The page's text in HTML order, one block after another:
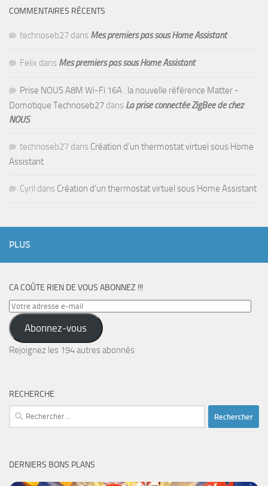
COMMENTAIRES RÉCENTS
technoseb27 dans Mes premiers pas sous Home Assistant
Felix dans Mes premiers pas sous Home Assistant
Prise NOUS A8M Wi-Fi 16A : la nouvelle référence Matter -
Domotique Technoseb27 dans La prise connectée ZigBee de chez
NOUS
technoseb27 dans Création d’un thermostat virtuel sous Home
Assistant
Cyril dans Création d’un thermostat virtuel sous Home Assistant
PLUS
CA COÛTE RIEN DE VOUS ABONNEZ !!!
Votre
adresse
e-
mail
Abonnez-vous
Rejoignez les 194 autres abonnés
RECHERCHE
Rechercher :
DERNIERS BONS PLANS